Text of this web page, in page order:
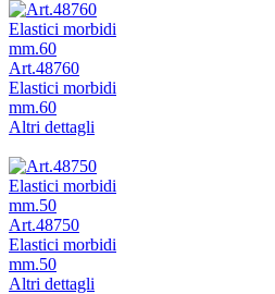
Art.48760
Elastici morbidi
mm.60
Altri dettagli
Art.48750
Elastici morbidi
mm.50
Altri dettagli